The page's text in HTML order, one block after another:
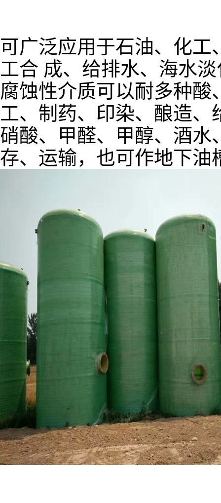
可广泛应用于石油、化
工合 成、给排水、海水
腐蚀性介质可以耐多种
工、制药、印染、酿造
硝酸、甲醛、甲醇、酒水
存、运输，也可作地下油